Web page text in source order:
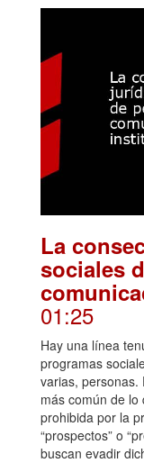
La
sociales
01:25
Hay una línea
programas
varias, personas.
más común de
prohibida por la
“prospectos” o
buscan evadir